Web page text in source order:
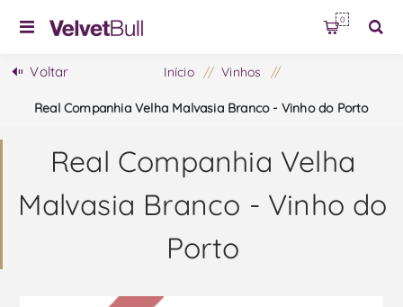
0
Voltar Início / Vinhos /
Real Companhia Velha Malvasia Branco - Vinho do Porto
Real Companhia Velha
Malvasia Branco - Vinho do
Porto